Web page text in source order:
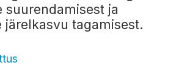
suurendamisest ja
järelkasvu tagamisest.